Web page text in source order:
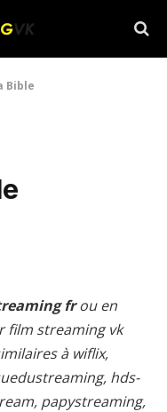
Bible
frou en
film streaming vk
à wiflix,
hds-
papystreaming,